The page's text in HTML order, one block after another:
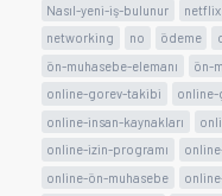
Nasıl-yeni-iş-bulunur
netflix
networking
no ödeme
ön-muhasebe-elemanı
ön-
online-gorev-takibi
online-
online-insan-kaynakları
online-izin-programı
online-ön-muhasebe